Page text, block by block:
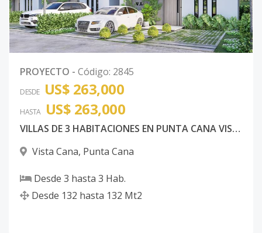
PROYECTO - Código: 2845
DESDE US$ 263,000
HASTA US$ 263,000
VILLAS DE 3 HABITACIONES EN PUNTA CANA VISTA CANA
Vista Cana, Punta Cana
Desde 3 hasta 3 Hab.
Desde 132 hasta 132 Mt2